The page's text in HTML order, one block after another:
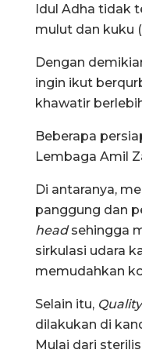
Idul Adha tidak
mulut dan kuku
Dengan
ingin ikut
khawatir
Beberapa
Lembaga Amil
Di antaranya,
panggung dan
headsehingga
sirkulasi udara
memudahkan
Selain itu,
dilakukan di
Mulai dari